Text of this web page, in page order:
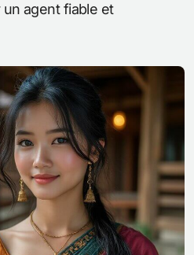
un agent fiable et